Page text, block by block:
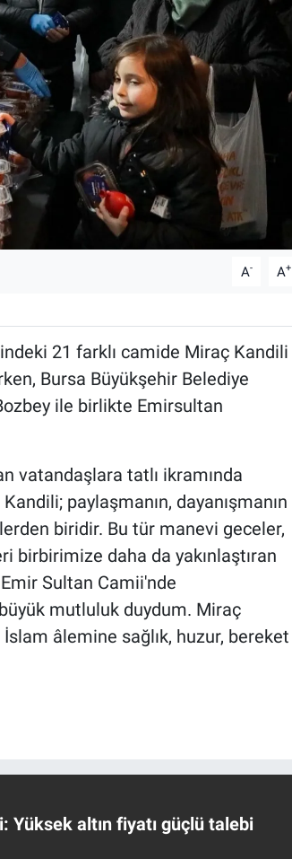
A- A+
21 farklı camide Miraç Kandili
Bursa Büyükşehir Belediye
ile birlikte Emirsultan
vatandaşlara tatlı ikramında
paylaşmanın, dayanışmanın
biridir. Bu tür manevi geceler,
birbirimize daha da yakınlaştıran
Sultan Camii'nde
mutluluk duydum. Miraç
âlemine sağlık, huzur, bereket
Yüksek altın fiyatı güçlü talebi